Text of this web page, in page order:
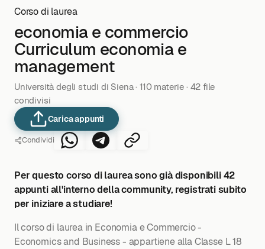
Corso di laurea
economia e commercio
Curriculum economia e
management
Università degli studi di Siena · 110 materie · 42 file
condivisi
Carica appunti
Condividi
Per questo corso di laurea sono già disponibili 42
appunti all'interno della community, registrati subito
per iniziare a studiare!
Il corso di laurea in Economia e Commercio -
Economics and Business - appartiene alla Classe L 18